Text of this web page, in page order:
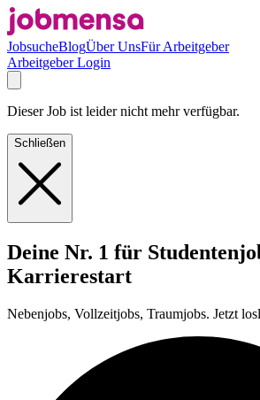
JobsucheBlogÜber UnsFür Arbeitgeber
Arbeitgeber Login
Dieser Job ist leider nicht mehr verfügbar.
Schließen
Deine Nr. 1 für
Karrierestart
Nebenjobs, Vollzeitjobs, Traumjobs. Jetzt